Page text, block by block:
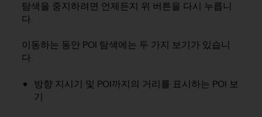
탐색을 중지하려면 언제든지 위 버튼을 다시 누릅니
다.
이동하는 동안 POI 탐색에는 두 가지 보기가 있습니
다.
방향 지시기 및 POI까지의 거리를 표시하는 POI 보
기